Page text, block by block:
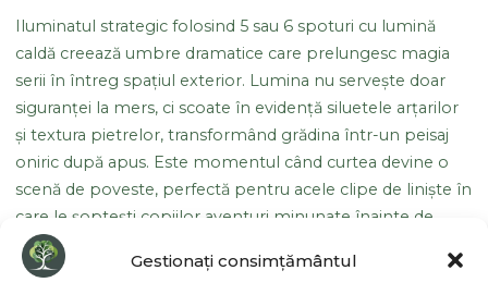
Gestionați consimțământul
Iluminatul strategic folosind 5 sau 6 spoturi cu lumină
caldă creează umbre dramatice care prelungesc magia
serii în întreg spațiul exterior. Lumina nu servește doar
siguranței la mers, ci scoate în evidență siluetele arțarilor
și textura pietrelor, transformând grădina într-un peisaj
oniric după apus. Este momentul când curtea devine o
scenă de poveste, perfectă pentru acele clipe de liniște în
care le șoptești copiilor aventuri minunate înainte de
culcare.